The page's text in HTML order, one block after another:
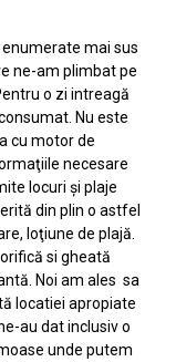
mai sus
ne-am plimbat pe
o zi intreagă
Nu este
cu motor de
necesare
locuri şi plaje
din plin o astfel
loţiune de plajă.
si gheată
Noi am ales sa
locatiei apropiate
au dat inclusiv o
unde putem